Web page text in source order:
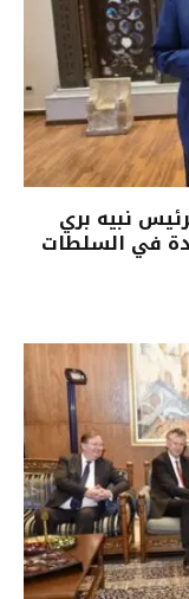
نبيه بري
في السلطات